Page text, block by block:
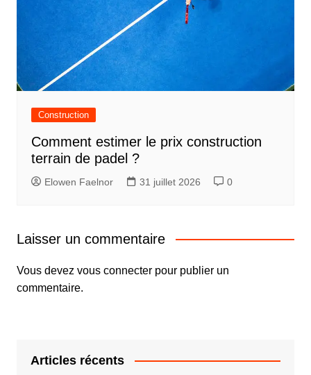
Construction
Comment estimer le prix construction
terrain de padel ?
Elowen Faelnor 31 juillet 2026 0
Laisser un commentaire
Vous devez vous connecterpour publier un
commentaire.
Articles récents